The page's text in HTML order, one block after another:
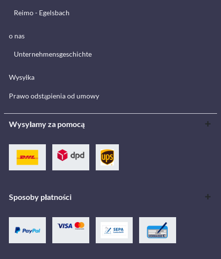
Reimo - Egelsbach
o nas
Unternehmensgeschichte
Wysyłka
Prawo odstąpienia od umowy
Wysyłamy za pomocą
Sposoby płatności